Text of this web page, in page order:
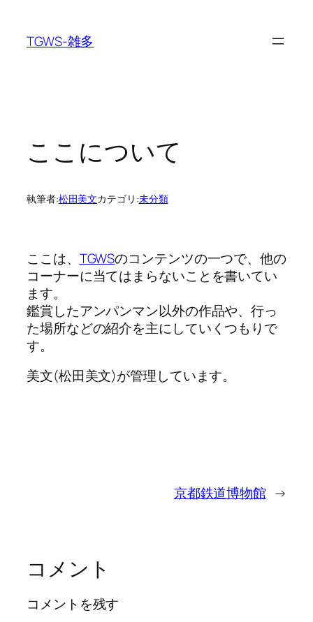
TGWS-雑多
ここについて
執筆者:松田美文カテゴリ:未分類
ここは、 TGWSのコンテンツの一つで、他の
コーナーに当てはまらないことを書いてい
ます。
鑑賞したアンパンマン以外の作品や、行っ
た場所などの紹介を主にしていくつもりで
す。
美文(松田美文)が管理しています。
京都鉄道博物館 →
コメント
コメントを残す